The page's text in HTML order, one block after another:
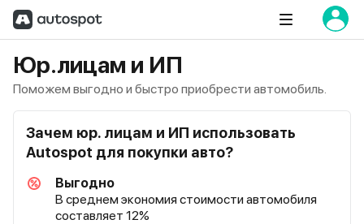
Юр.лицам и ИП
Поможем выгодно и быстро приобрести автомобиль.
Зачем юр. лицам и ИП использовать
Autospot для покупки авто?
Выгодно
В среднем экономия стоимости автомобиля
составляет 12%